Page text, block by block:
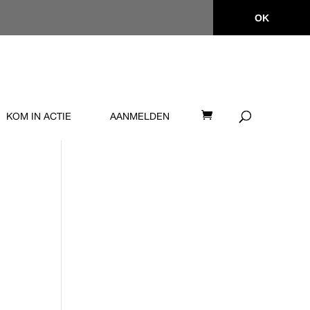
OK
KOM IN ACTIE AANMELDEN